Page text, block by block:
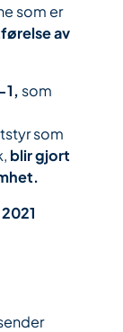
som er
av
1, som
som
blir gjort